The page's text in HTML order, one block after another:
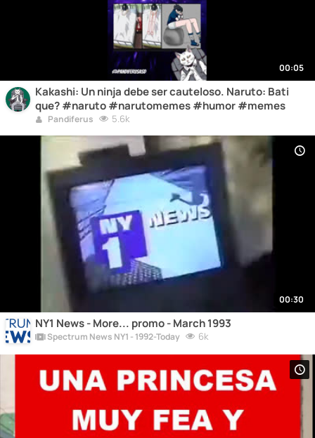
00:05
Kakashi: Un ninja debe ser cauteloso. Naruto: Bati
que? #naruto #narutomemes #humor #memes
Pandiferus 5.6k
00:30
NY1 News - More... promo - March 1993
Spectrum News NY1 - 1992-Today 6k